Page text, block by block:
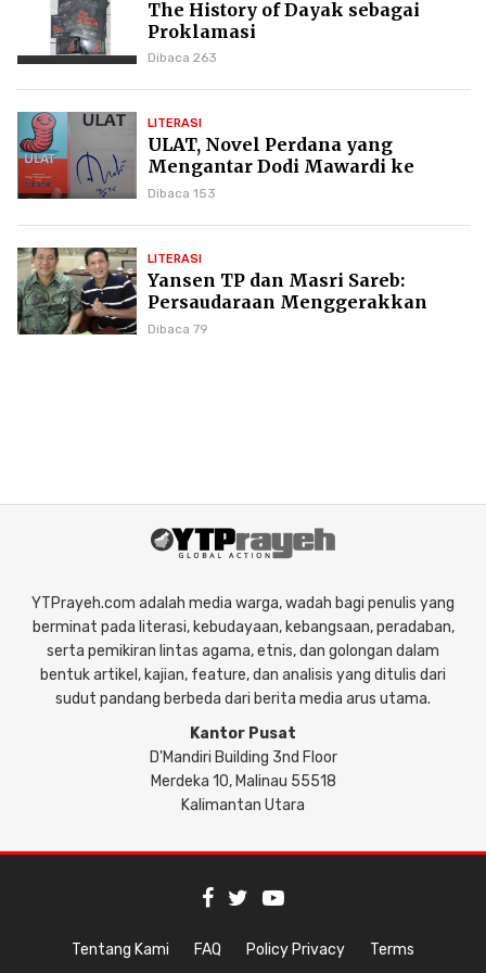
The History of Dayak sebagai
Proklamasi
Dibaca 263
LITERASI
ULAT, Novel Perdana yang
Mengantar Dodi Mawardi ke
Puncak Karier Kepenulisan
Dibaca 153
LITERASI
Yansen TP dan Masri Sareb:
Persaudaraan Menggerakkan
Literasi Borneo
Dibaca 79
YTPrayeh.com adalah media warga, wadah bagi penulis yang
berminat pada literasi, kebudayaan, kebangsaan, peradaban,
serta pemikiran lintas agama, etnis, dan golongan dalam
bentuk artikel, kajian, feature, dan analisis yang ditulis dari
sudut pandang berbeda dari berita media arus utama.
Kantor Pusat
D'Mandiri Building 3nd Floor
Merdeka 10, Malinau 55518
Kalimantan Utara
Tentang Kami FAQ Policy Privacy
Terms